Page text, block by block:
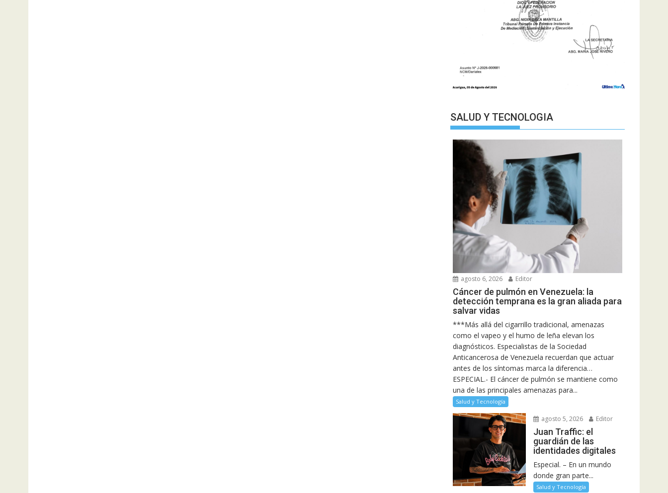
SALUD Y TECNOLOGIA
agosto 6, 2026 Editor
Cáncer de pulmón en Venezuela: la
detección temprana es la gran aliada para
salvar vidas
***Más allá del cigarrillo tradicional, amenazas
como el vapeo y el humo de leña elevan los
diagnósticos. Especialistas de la Sociedad
Anticancerosa de Venezuela recuerdan que actuar
antes de los síntomas marca la diferencia…
ESPECIAL.- El cáncer de pulmón se mantiene como
una de las principales amenazas para...
Salud y Tecnología
agosto 5, 2026 Editor
Juan Traffic: el
guardián de las
identidades digitales
Especial. – En un mundo
donde gran parte...
Salud y Tecnología